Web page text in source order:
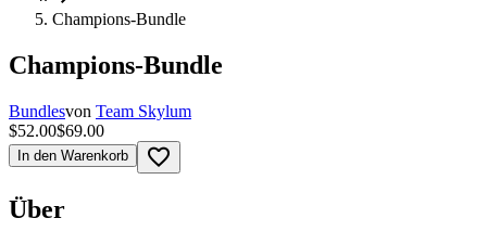
Сhampions-Bundle
Сhampions-Bundle
Bundlesvon Team Skylum
$52.00$69.00
In den Warenkorb favorite_border
Über